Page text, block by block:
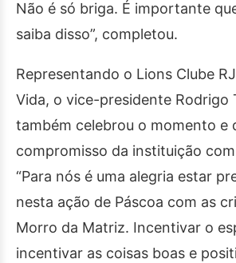
Não é só briga. É importante
saiba disso”, completou.
Representando o Lions Clube
Vida, o vice-presidente Rodrigo
também celebrou o momento e
compromisso da instituição
“Para nós é uma alegria estar
nesta ação de Páscoa com as
Morro da Matriz. Incentivar o
incentivar as coisas boas e